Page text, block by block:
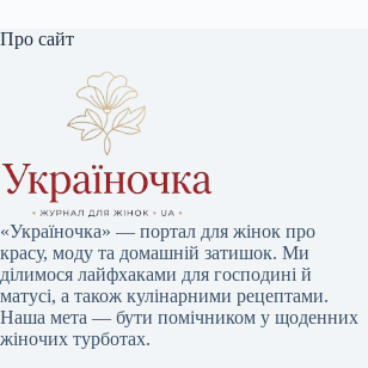
Про сайт
«Україночка» — портал для жінок про
красу, моду та домашній затишок. Ми
ділимося лайфхаками для господині й
матусі, а також кулінарними рецептами.
Наша мета — бути помічником у щоденних
жіночих турботах.